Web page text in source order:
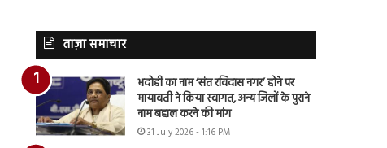
ताज़ा समाचार
भदोही का नाम ‘संत रविदास नगर’ होने पर
मायावती ने किया स्वागत, अन्य जिलों के पुराने
नाम बहाल करने की मांग
31 July 2026 - 1:16 PM